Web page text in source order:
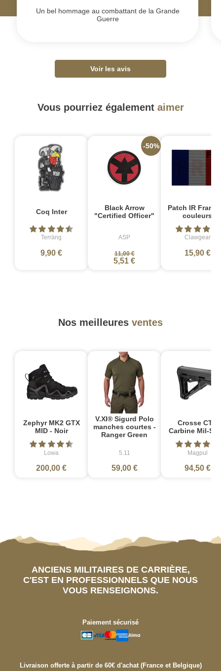
Un bel hommage au combattant de la Grande
Guerre
Voir les avis
Vous pourriez également aimer
Coq Inter
Terräng
9,90 €
Black Arrow
"Certified Officer"
ASP
11,00 €
5,51 €
-50%
Patch IR
couleurs
Clawgear
15,90 €
Nos meilleures ventes
Zephyr MK2 GTX
MID - Noir
Lowa
200,00 €
V.XI® Sigurd Polo
manches courtes -
Ranger Green
5.11
59,00 €
Crosse CTR
Carbine Mil-
Magpul
94,50 €
ANCIENS MILITAIRES DE CARRIÈRE,
C'EST EN PROFESSIONNELS QUE NOUS
VOUS RENSEIGNONS.
Paiement sécurisé
Livraison offerte à partir de 60€ d'achat (France et Belgique)